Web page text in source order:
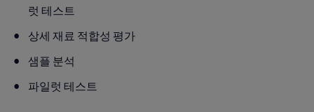
럿 테스트
상세 재료 적합성 평가
샘플 분석
파일럿 테스트